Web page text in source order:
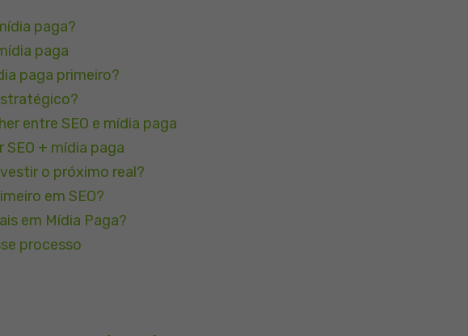
paga?
paga
paga primeiro?
entre SEO e mídia paga
SEO + mídia paga
o próximo real?
em SEO?
em Mídia Paga?
processo